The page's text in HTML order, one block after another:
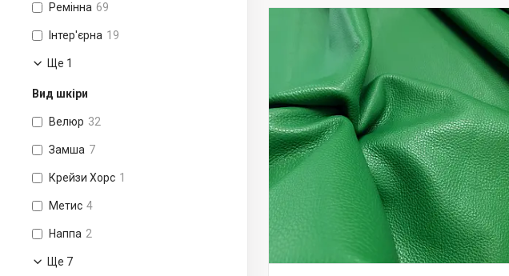
Ремінна 69
Інтер'єрна 19
Ще 1
Вид шкіри
Велюр 32
Замша 7
Крейзи Хорс 1
Метис 4
Наппа 2
Ще 7